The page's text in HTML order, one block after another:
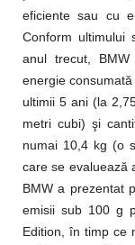
eficiente sau cu
Conform ultimului
anul trecut,
energie
ultimii 5 ani (la
metri cubi) şi
numai 10,4 kg (o
care se evaluează
BMW a prezentat
emisii sub 100 g
Edition, în timp ce